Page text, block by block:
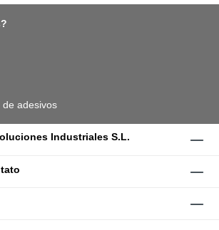
de adesivos
Industriales S.L.